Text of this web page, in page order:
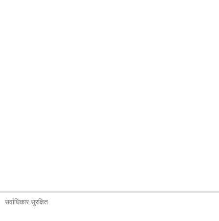
सर्वाधिकार सुरक्षित